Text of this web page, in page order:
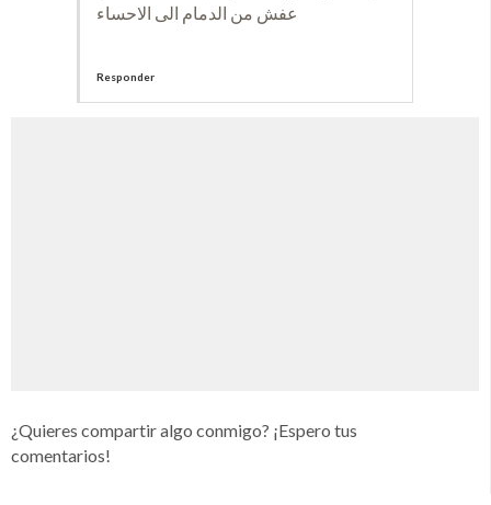
عفش من الدمام الى الاحساء
Responder
¿Quieres compartir algo conmigo? ¡Espero tus
comentarios!